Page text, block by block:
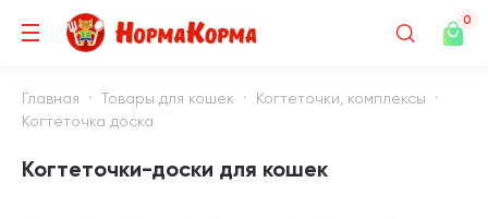
0
Главная Товары для кошек
Когтеточки, комплексы
Когтеточка доска
Когтеточки-доски для кошек